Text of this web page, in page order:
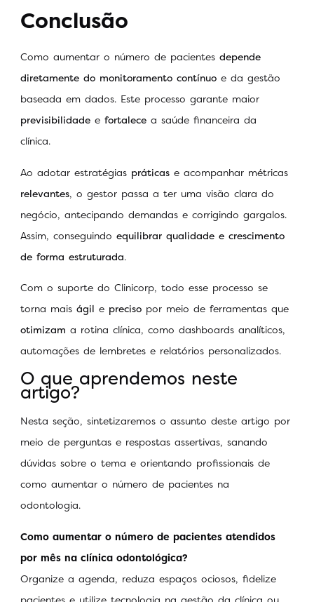
Conclusão
Como aumentar o número de pacientes depende
diretamente do monitoramento contínuo e da gestão
baseada em dados. Este processo garante maior
previsibilidade e fortalece a saúde financeira da
clínica.
Ao adotar estratégias práticas e acompanhar métricas
relevantes, o gestor passa a ter uma visão clara do
negócio, antecipando demandas e corrigindo gargalos.
Assim, conseguindo equilibrar qualidade e crescimento
de forma estruturada.
Com o suporte do Clinicorp, todo esse processo se
torna mais ágil e preciso por meio de ferramentas que
otimizam a rotina clínica, como dashboards analíticos,
automações de lembretes e relatórios personalizados.
O que aprendemos neste
artigo?
Nesta seção, sintetizaremos o assunto deste artigo por
meio de perguntas e respostas assertivas, sanando
dúvidas sobre o tema e orientando profissionais de
como aumentar o número de pacientes na
odontologia.
Como aumentar o número de pacientes atendidos
por mês na clínica odontológica?
Organize a agenda, reduza espaços ociosos, fidelize